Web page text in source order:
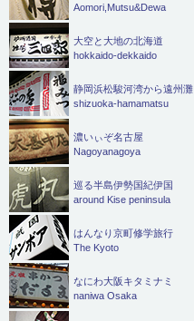
Aomori,Mutsu&Dewa
大空と大地の北海道
hokkaido-dekkaido
静岡浜松駿河湾から遠州灘
shizuoka-hamamatsu
濃いぃぞ名古屋
Nagoyanagoya
巡る半島伊勢国紀伊国
around Kise peninsula
はんなり京町修学旅行
The Kyoto
なにわ大阪キタミナミ
naniwa Osaka